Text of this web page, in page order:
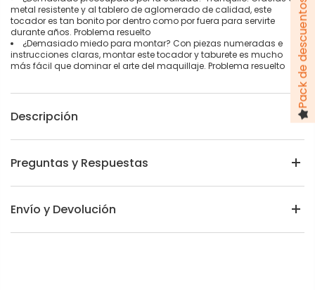
metal resistente y al tablero de aglomerado de calidad, este
tocador es tan bonito por dentro como por fuera para servirte
durante años. Problema resuelto
¿Demasiado miedo para montar? Con piezas numeradas e
instrucciones claras, montar este tocador y taburete es mucho
más fácil que dominar el arte del maquillaje. Problema resuelto
Descripción
Preguntas y Respuestas
Envío y Devolución